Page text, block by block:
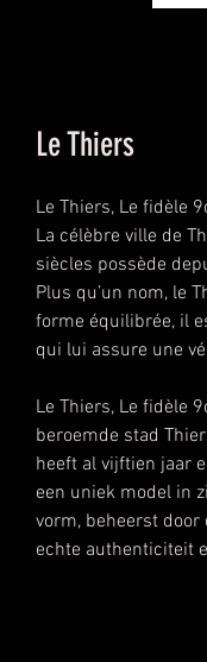
Le Thiers
Le Thiers, Le fidèle
La célèbre ville de
siècles possède
Plus qu’un nom, le
forme équilibrée, il
qui lui assure une
Le Thiers, Le fidèle
beroemde stad
heeft al vijftien jaar
een uniek model in
vorm, beheerst door
echte authenticiteit